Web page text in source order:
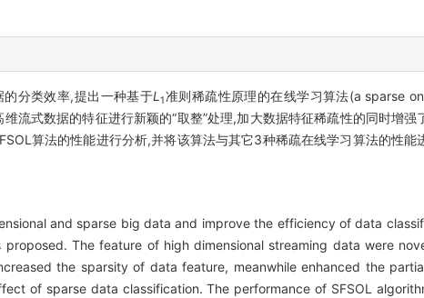
分类效率,提出一种基于L1准则稀疏性原理的在线学习算法(a sparse
流式数据的特征进行新颖的“取整”处理,加大数据特征稀疏性的同时增强
算法的性能进行分析,并将该算法与其它3种稀疏在线学习算法的性能
and sparse big data and improve the efficiency of data
proposed. The feature of high dimensional streaming data were
the sparsity of data feature, meanwhile enhanced the
of sparse data classification. The performance of SFSOL